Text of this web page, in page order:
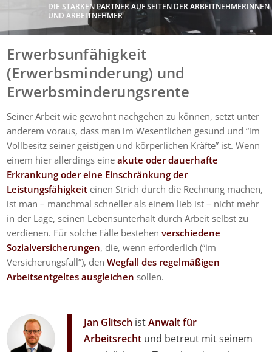
DIE STARKEN PARTNER AUF SEITEN DER ARBEITNEHMERINNEN
UND ARBEITNEHMER
Erwerbsunfähigkeit
(Erwerbsminderung) und
Erwerbsminderungsrente
Seiner Arbeit wie gewohnt nachgehen zu können, setzt unter
anderem voraus, dass man im Wesentlichen gesund und “im
Vollbesitz seiner geistigen und körperlichen Kräfte” ist. Wenn
einem hier allerdings eineakute oder dauerhafte
Erkrankung oder eine Einschränkung der
Leistungsfähigkeit einen Strich durch die Rechnung machen,
ist man – manchmal schneller als einem lieb ist – nicht mehr
in der Lage, seinen Lebensunterhalt durch Arbeit selbst zu
verdienen. Für solche Fälle bestehenverschiedene
Sozialversicherungen, die, wenn erforderlich (“im
Versicherungsfall”), denWegfall des regelmäßigen
Arbeitsentgeltes ausgleichen sollen.
Jan Glitsch istAnwalt für
Arbeitsrecht und betreut mit seinem